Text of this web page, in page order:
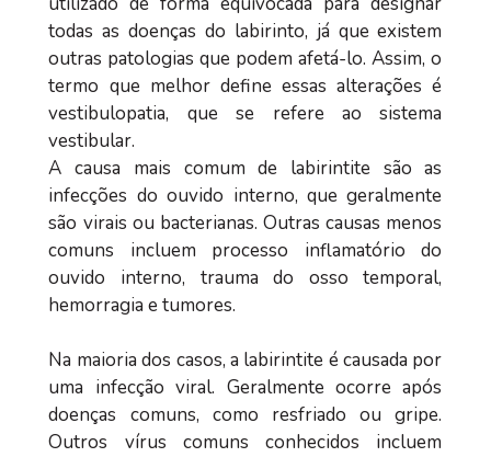
todas as doenças do labirinto, já que existem
outras patologias que podem afetá-lo. Assim, o
termo que melhor define essas alterações é
vestibulopatia, que se refere ao sistema
vestibular.
A causa mais comum de labirintite são as
infecções do ouvido interno, que geralmente
são virais ou bacterianas. Outras causas menos
comuns incluem processo inflamatório do
ouvido interno, trauma do osso temporal,
hemorragia e tumores.
Na maioria dos casos, a labirintite é causada por
uma infecção viral. Geralmente ocorre após
doenças comuns, como resfriado ou gripe.
Outros vírus comuns conhecidos incluem